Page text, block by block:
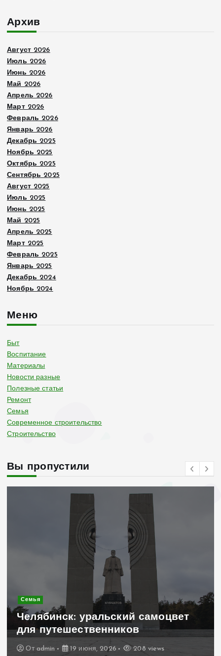
Архив
Август 2026
Июль 2026
Июнь 2026
Май 2026
Апрель 2026
Март 2026
Февраль 2026
Январь 2026
Декабрь 2025
Ноябрь 2025
Октябрь 2025
Сентябрь 2025
Август 2025
Июль 2025
Июнь 2025
Май 2025
Апрель 2025
Март 2025
Февраль 2025
Январь 2025
Декабрь 2024
Ноябрь 2024
Меню
Быт
Воспитание
Материалы
Новости разные
Полезные статьи
Ремонт
Семья
Современное строительство
Строительство
Вы пропустили
Современное строительство
Керамогранит «под дерево»:
стильное и практичное решение
для дачного домика
Отadmin 19 июня, 2026 199 views